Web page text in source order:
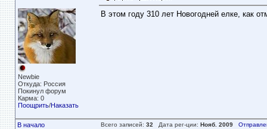
Newbie
Откуда: Россия
Покинул форум
Карма: 0
Поощрить/Наказать
В этом году 310 лет Новогодней елке, как
В начало Всего записей: 32 Дата рег-ции: Нояб. 2009